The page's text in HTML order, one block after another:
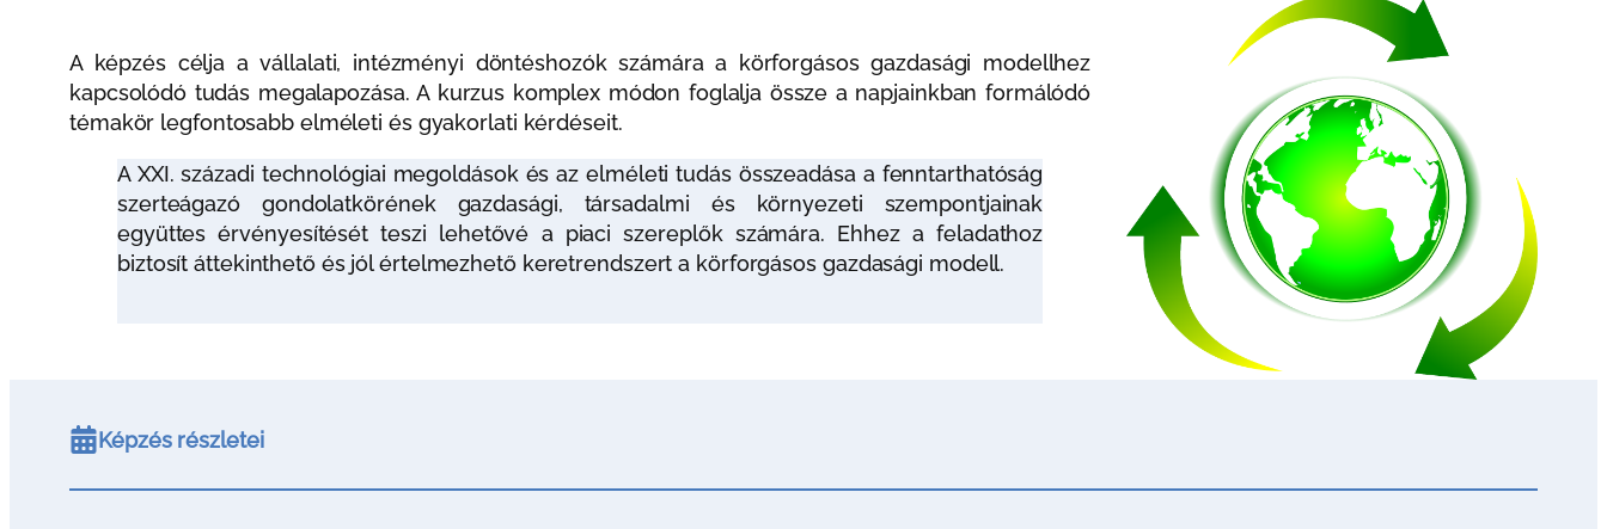
A képzés célja a vállalati, intézményi döntéshozók számára a körforgásos gazdasági modellhez
kapcsolódó tudás megalapozása. A kurzus komplex módon foglalja össze a napjainkban formálódó
témakör legfontosabb elméleti és gyakorlati kérdéseit.
A XXI. századi technológiai megoldások és az elméleti tudás összeadása a fenntarthatóság
szerteágazó gondolatkörének gazdasági, társadalmi és környezeti szempontjainak
együttes érvényesítését teszi lehetővé a piaci szereplők számára. Ehhez a feladathoz
biztosít áttekinthető és jól értelmezhető keretrendszert a körforgásos gazdasági modell.
Képzés részletei